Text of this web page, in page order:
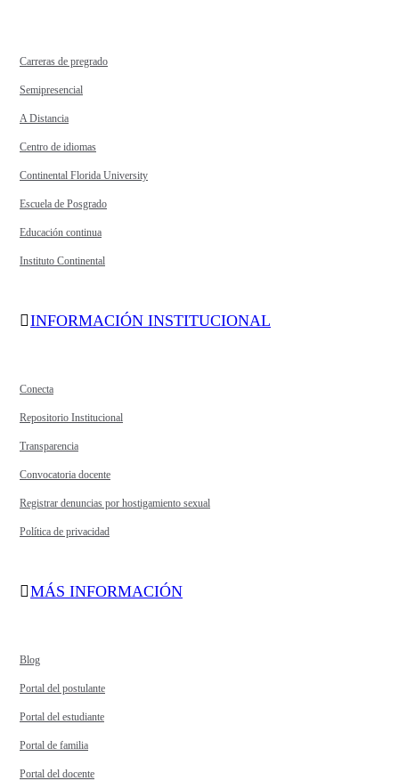
Carreras de pregrado
Semipresencial
A Distancia
Centro de idiomas
Continental Florida University
Escuela de Posgrado
Educación continua
Instituto Continental
INFORMACIÓN INSTITUCIONAL
Conecta
Repositorio Institucional
Transparencia
Convocatoria docente
Registrar denuncias por hostigamiento sexual
Política de privacidad
MÁS INFORMACIÓN
Blog
Portal del postulante
Portal del estudiante
Portal de familia
Portal del docente